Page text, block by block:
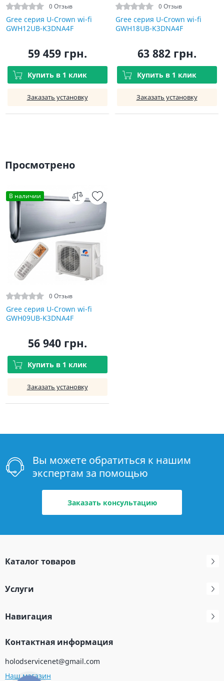
0 Отзыв
Gree серия U-Crown wi-fi
GWH12UB-K3DNA4F
59 459 грн.
Купить в 1 клик
Заказать установку
0 Отзыв
Gree серия U-Crown wi-fi
GWH18UB-K3DNA4F
63 882 грн.
Купить в 1 клик
Заказать установку
Просмотрено
В наличии
0 Отзыв
Gree серия U-Crown wi-fi
GWH09UB-K3DNA4F
56 940 грн.
Купить в 1 клик
Заказать установку
Вы можете обратиться к нашим
экспертам за помощью
Заказать консультацию
Каталог товаров
Услуги
Навигация
Контактная информация
holodservicenet@gmail.com
Наш магазин